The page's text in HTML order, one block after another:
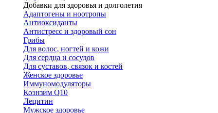
Добавки для здоровья и долголетия
Адаптогены и ноотропы
Антиоксиданты
Антистресс и здоровый сон
Грибы
Для волос, ногтей и кожи
Для сердца и сосудов
Для суставов, связок и костей
Женское здоровье
Иммуномодуляторы
Коэнзим Q10
Лецитин
Мужское здоровье